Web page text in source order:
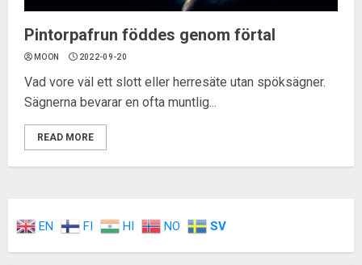
Pintorpafrun föddes genom förtal
MOON 2022-09-20
Vad vore väl ett slott eller herresäte utan spöksägner.
Sägnerna bevarar en ofta muntlig...
READ MORE
EN FI HI NO SV